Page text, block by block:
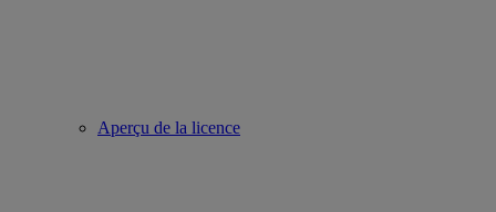
Aperçu de la licence